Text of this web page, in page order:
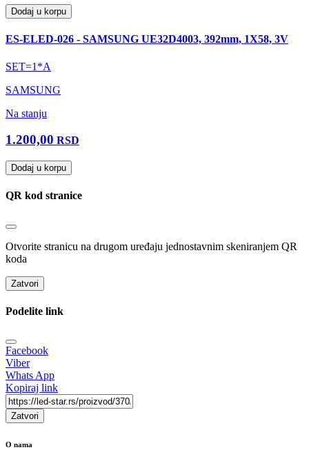
Dodaj u korpu
ES-ELED-026 - SAMSUNG UE32D4003, 392mm, 1X58, 3V
SET=1*A
SAMSUNG
Na stanju
1.200,00 RSD
Dodaj u korpu
QR kod stranice
Otvorite stranicu na drugom uređaju jednostavnim skeniranjem QR
koda
Zatvori
Podelite link
Facebook
Viber
Whats App
Kopiraj link
Zatvori
O nama